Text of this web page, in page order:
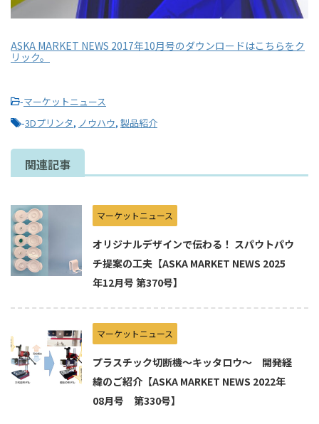
ASKA MARKET NEWS 2017年10月号のダウンロードはこちらをク
リック。
-マーケットニュース
-3Dプリンタ, ノウハウ, 製品紹介
関連記事
マーケットニュース
オリジナルデザインで伝わる！ スパウトパウ
チ提案の工夫【ASKA MARKET NEWS 2025
年12月号 第370号】
マーケットニュース
プラスチック切断機～キッタロウ～ 開発経
緯のご紹介【ASKA MARKET NEWS 2022年
08月号 第330号】